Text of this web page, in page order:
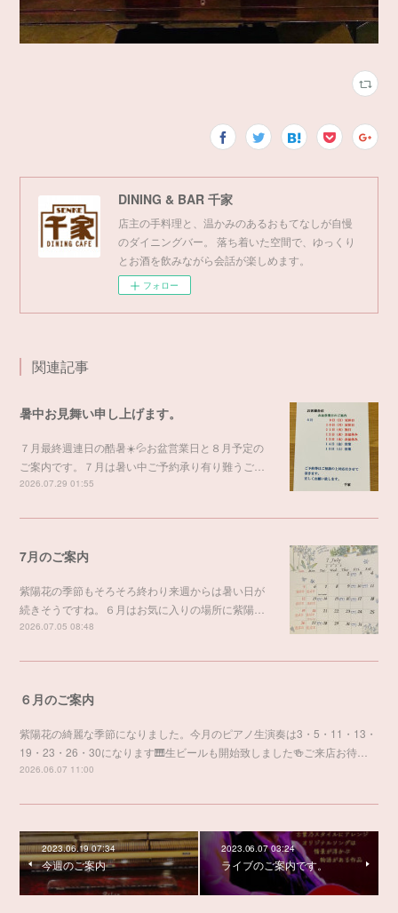
DINING & BAR 千家
店主の手料理と、温かみのあるおもてなしが自慢
のダイニングバー。 落ち着いた空間で、ゆっくり
とお酒を飲みながら会話が楽しめます。
フォロー
関連記事
暑中お見舞い申し上げます。
７月最終週連日の酷暑☀️💦お盆営業日と８月予定の
ご案内です。７月は暑い中ご予約承り有り難うご…
2026.07.29 01:55
7月のご案内
紫陽花の季節もそろそろ終わり来週からは暑い日が
続きそうですね。６月はお気に入りの場所に紫陽…
2026.07.05 08:48
６月のご案内
紫陽花の綺麗な季節になりました。今月のピアノ生演奏は3・5・11・13・
19・23・26・30になります🎹生ビールも開始致しました🍻ご来店お待…
2026.06.07 11:00
2023.06.19 07:34
今週のご案内
2023.06.07 03:24
ライブのご案内です。